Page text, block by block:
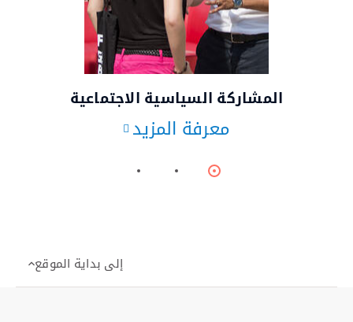
© وكالة الأنباء الألمانية
المشاركة السياسية الاجتماعية
معرفة المزيد
إلى بداية الموقع